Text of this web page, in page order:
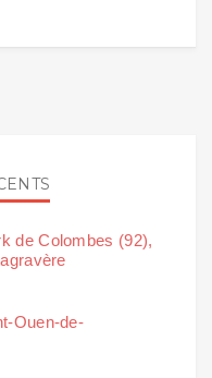
de Colombes (92),
Ouen-de-